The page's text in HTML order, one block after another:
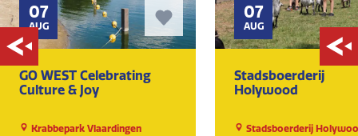
07
AUG
GO WEST Celebrating
Culture & Joy
Krabbepark Vlaardingen
07
AUG
Stadsboerderij
Holywood
Stadsboerderij